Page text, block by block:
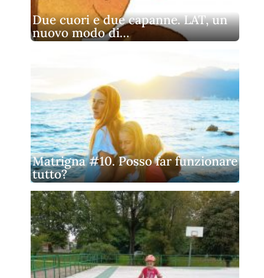
Due cuori e due capanne. LAT, un
nuovo modo di…
Matrigna #10. Posso far funzionare
tutto?